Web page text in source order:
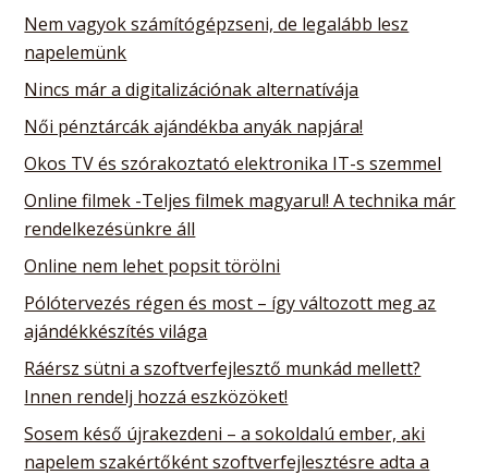
Nem vagyok számítógépzseni, de legalább lesz
napelemünk
Nincs már a digitalizációnak alternatívája
Női pénztárcák ajándékba anyák napjára!
Okos TV és szórakoztató elektronika IT-s szemmel
Online filmek -Teljes filmek magyarul! A technika már
rendelkezésünkre áll
Online nem lehet popsit törölni
Pólótervezés régen és most – így változott meg az
ajándékkészítés világa
Ráérsz sütni a szoftverfejlesztő munkád mellett?
Innen rendelj hozzá eszközöket!
Sosem késő újrakezdeni – a sokoldalú ember, aki
napelem szakértőként szoftverfejlesztésre adta a